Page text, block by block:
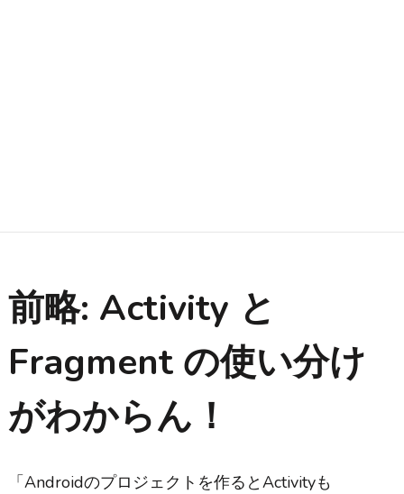
前略: Activity と
Fragment の使い分け
がわからん！
「Androidのプロジェクトを作るとActivityも